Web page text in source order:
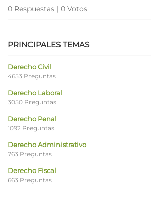
0 Respuestas | 0 Votos
PRINCIPALES TEMAS
Derecho Civil
4653 Preguntas
Derecho Laboral
3050 Preguntas
Derecho Penal
1092 Preguntas
Derecho Administrativo
763 Preguntas
Derecho Fiscal
663 Preguntas